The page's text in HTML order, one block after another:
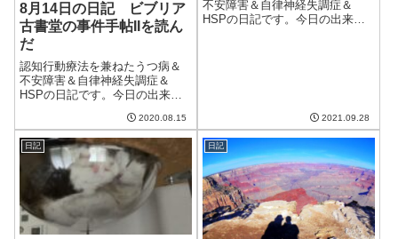
8月14日の日記 ビブリア
古書堂の事件手帖IIを読ん
だ
認知行動療法を兼ねたうつ病＆
不安障害＆自律神経失調症＆
HSPの日記です。今日の出来事
日。ゲリラ豪雨になることはな
く午後から曇ったものの一日中
暑かった。庭にあるブルーベリ
ーの鉢の調子が悪い。葉っぱが
茶色になっていっ...
2020.08.15
不安障害＆自律神経失調症＆
HSPの日記です。今日の出来事
2021.09.28
日記 日記